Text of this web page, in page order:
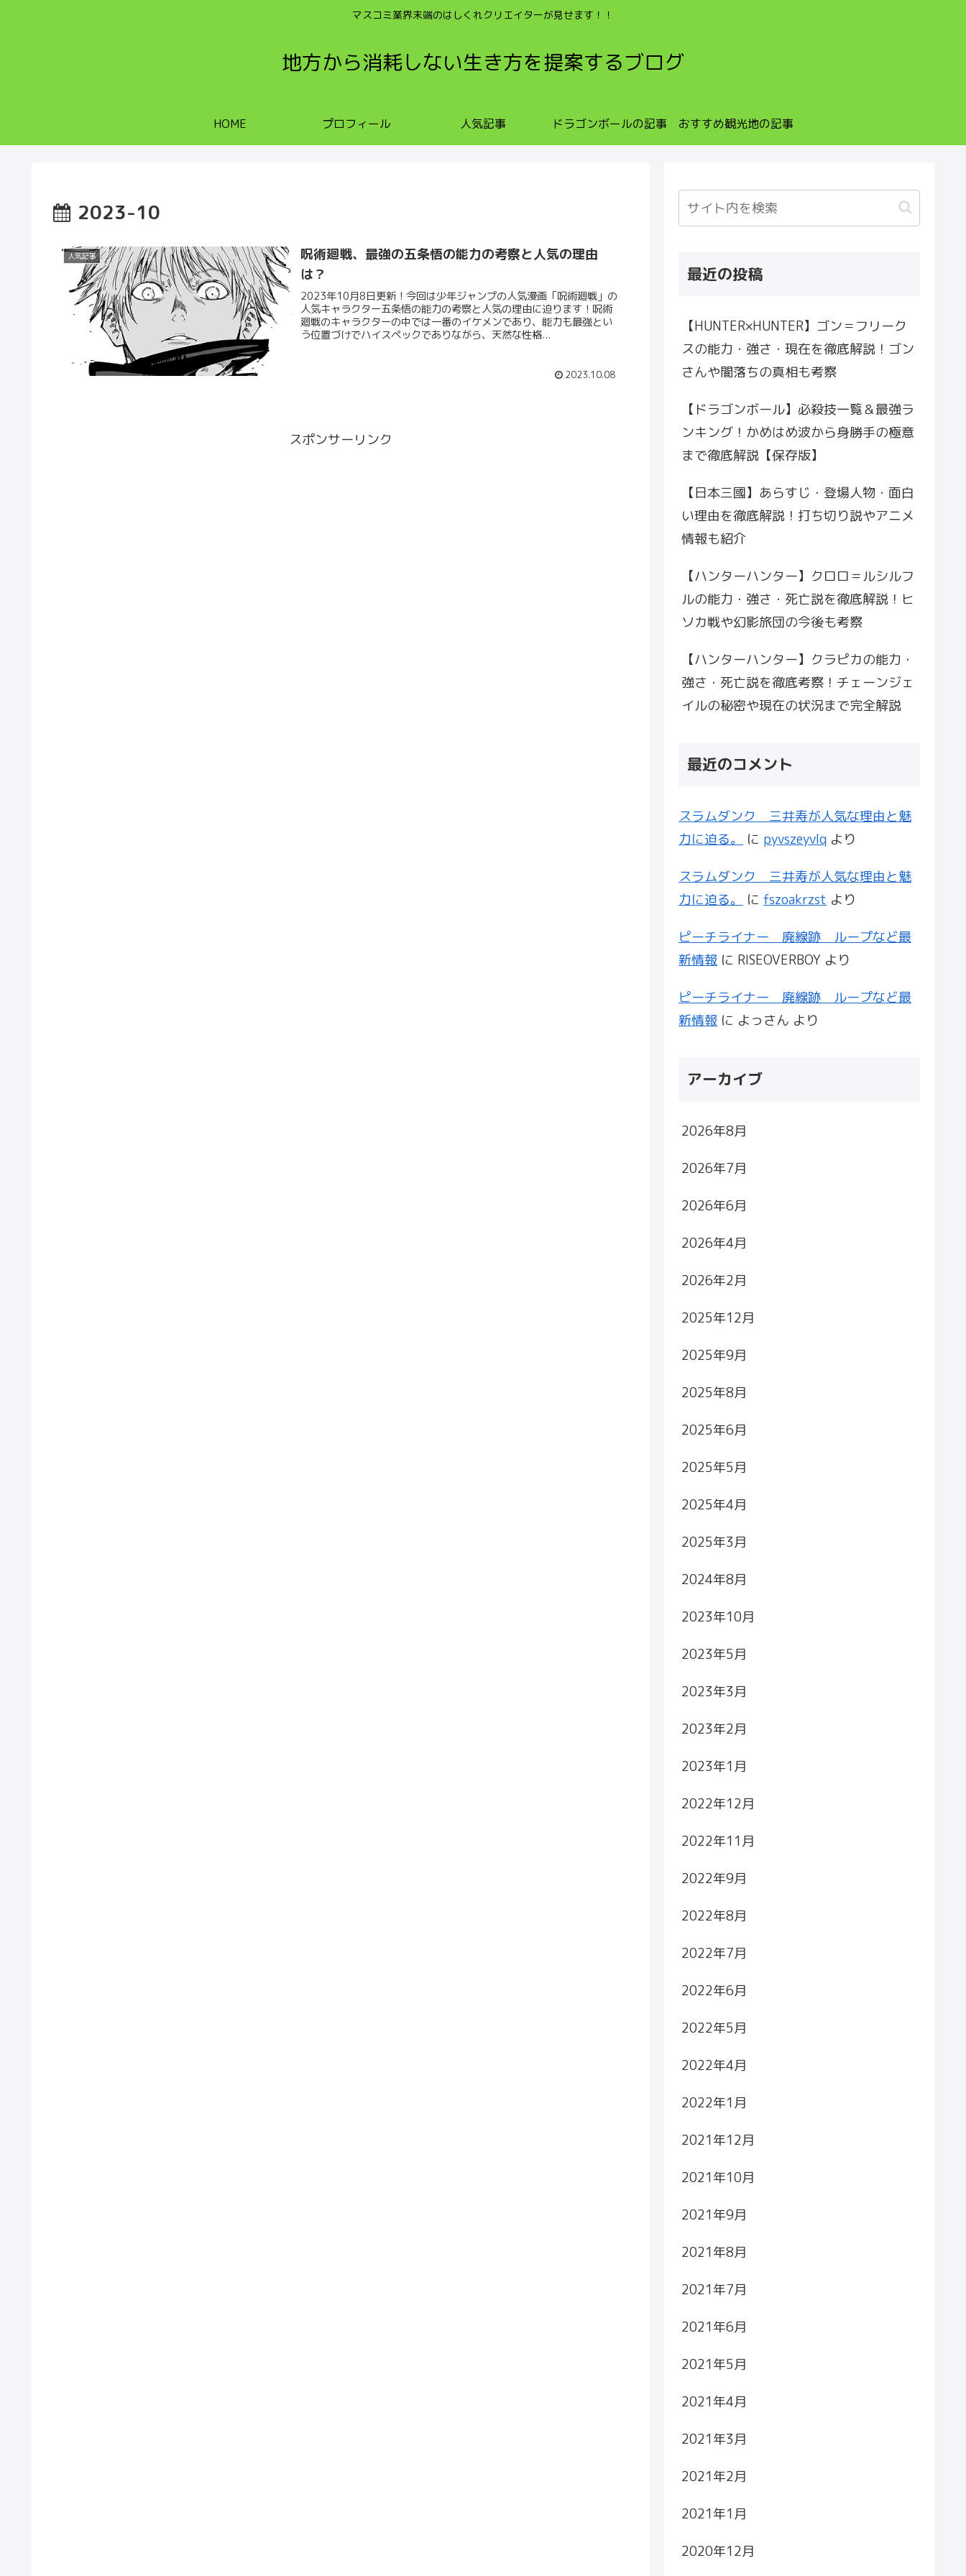
マスコミ業界末端のはしくれクリエイターが見せます！！
地方から消耗しない生き方を提案するブログ
HOME プロフィール 人気記事 ドラゴンボールの記事 おすすめ観光地の記事
2023-10
人気記事
呪術廻戦、最強の五条悟の能力の考察と人気の理由
は？
2023年10月8日更新！今回は少年ジャンプの人気漫画「呪術廻戦」の
人気キャラクター五条悟の能力の考察と人気の理由に迫ります！呪術
廻戦のキャラクターの中では一番のイケメンであり、能力も最強とい
う位置づけでハイスペックでありながら、天然な性格...
2023.10.08
スポンサーリンク
最近の投稿
【HUNTER×HUNTER】ゴン＝フリーク
スの能力・強さ・現在を徹底解説！ゴン
さんや闇落ちの真相も考察
【ドラゴンボール】必殺技一覧＆最強ラ
ンキング！かめはめ波から身勝手の極意
まで徹底解説【保存版】
【日本三國】あらすじ・登場人物・面白
い理由を徹底解説！打ち切り説やアニメ
情報も紹介
【ハンターハンター】クロロ＝ルシルフ
ルの能力・強さ・死亡説を徹底解説！ヒ
ソカ戦や幻影旅団の今後も考察
【ハンターハンター】クラピカの能力・
強さ・死亡説を徹底考察！チェーンジェ
イルの秘密や現在の状況まで完全解説
最近のコメント
スラムダンク 三井寿が人気な理由と魅
力に迫る。
に pyvszeyvlq より
スラムダンク 三井寿が人気な理由と魅
力に迫る。
に fszoakrzst より
ピーチライナー 廃線跡 ループなど最
新情報 に RISEOVERBOY より
ピーチライナー 廃線跡 ループなど最
新情報 に よっさん より
アーカイブ
2026年8月
2026年7月
2026年6月
2026年4月
2026年2月
2025年12月
2025年9月
2025年8月
2025年6月
2025年5月
2025年4月
2025年3月
2024年8月
2023年10月
2023年5月
2023年3月
2023年2月
2023年1月
2022年12月
2022年11月
2022年9月
2022年8月
2022年7月
2022年6月
2022年5月
2022年4月
2022年1月
2021年12月
2021年10月
2021年9月
2021年8月
2021年7月
2021年6月
2021年5月
2021年4月
2021年3月
2021年2月
2021年1月
2020年12月